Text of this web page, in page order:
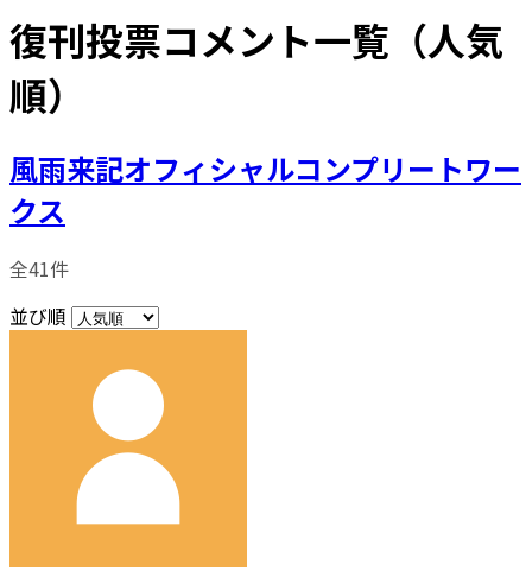
復刊投票コメント一覧（人気
順）
風雨来記オフィシャルコンプリートワー
クス
全41件
並び順